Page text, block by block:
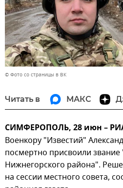
© Фото со страницы в ВК
Читать в МАКС
СИМФЕРОПОЛЬ, 28 июн –
Военкору "Известий"
посмертно присвоили
Нижнегорского района".
на сессии местного совета,